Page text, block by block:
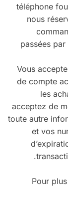
téléphone
nous
passées
Vous
de compte
les
acceptez de
toute autre
et vos
Pour